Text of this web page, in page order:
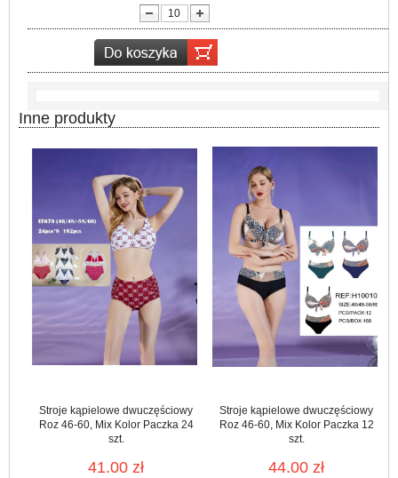
Inne produkty
Stroje kąpielowe dwuczęściowy
Roz 46-60, Mix Kolor Paczka 24
szt.
41.00 zł
Stroje kąpielowe dwuczęściowy
Roz 46-60, Mix Kolor Paczka 12
szt.
44.00 zł